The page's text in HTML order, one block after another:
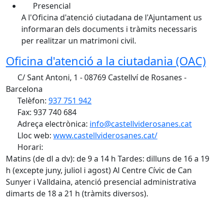
Presencial
A l'Oficina d'atenció ciutadana de l'Ajuntament us
informaran dels documents i tràmits necessaris
per realitzar un matrimoni civil.
Oficina d'atenció a la ciutadania (OAC)
C/ Sant Antoni, 1 - 08769 Castellví de Rosanes -
Barcelona
Telèfon: 937 751 942
Fax: 937 740 684
Adreça electrònica: info@castellviderosanes.cat
Lloc web: www.castellviderosanes.cat/
Horari:
Matins (de dl a dv): de 9 a 14 h Tardes: dilluns de 16 a 19
h (excepte juny, juliol i agost) Al Centre Cívic de Can
Sunyer i Valldaina, atenció presencial administrativa
dimarts de 18 a 21 h (tràmits diversos).